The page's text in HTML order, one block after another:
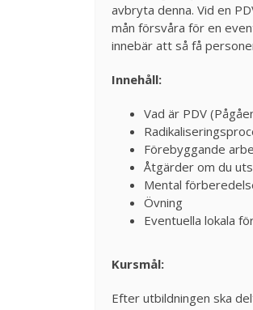
avbryta denna. Vid en
mån försvåra för en
innebär att så få
Innehåll:
Vad är PDV
Förebyggande
Åtgärder om du
Mental
Övning
Eventuella lokala
Kursmål:
Efter utbildningen ska